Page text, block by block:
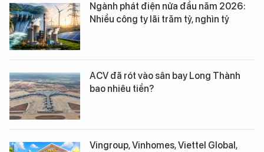
Ngành phát điện nửa đầu năm 2026:
Nhiều công ty lãi trăm tỷ, nghìn tỷ
ACV đã rót vào sân bay Long Thành
bao nhiêu tiền?
Vingroup, Vinhomes, Viettel Global,